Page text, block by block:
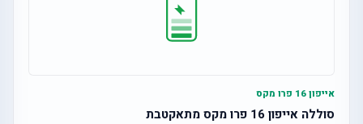
אייפון 16 פרו מקס
סוללה אייפון 16 פרו מקס מתאקטבת